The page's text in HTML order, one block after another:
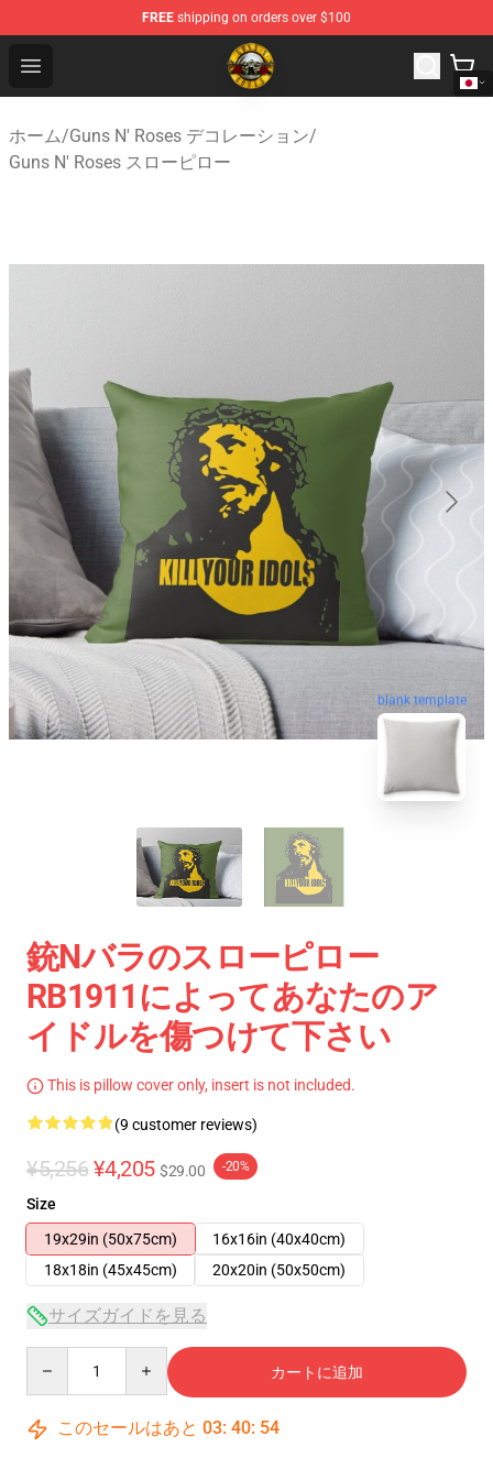
FREE shipping on orders over $100
Open menu
Guns N' Roses Store - Official Guns N' Roses
ホーム/Guns N' Roses デコレーション/
Guns N' Roses スローピロー
blank template
銃nバラのスローピロー
RB1911によってあなたのア
イドルを傷つけて下さい
This is pillow cover only, insert is not included.
(9 customer reviews)
¥5,256 ¥4,205 $29.00 -20%
Size
19x29in (50x75cm)
16x16in (40x40cm)
18x18in (45x45cm)
20x20in (50x50cm)
サイズガイドを見る
カートに追加
このセールはあと 03: 40: 53